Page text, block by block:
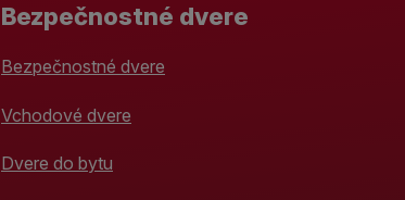
Bezpečnostné dvere
Bezpečnostné dvere
Vchodové dvere
Dvere do bytu